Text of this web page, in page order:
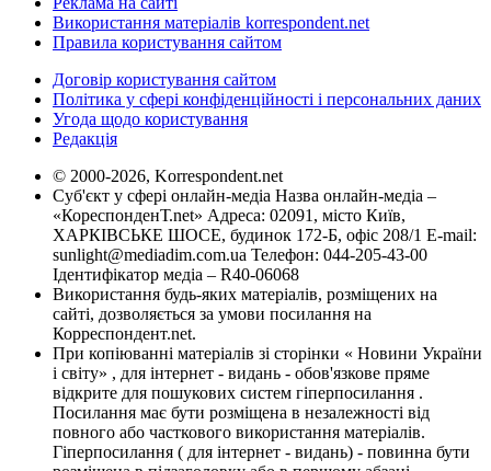
Використання матеріалів korrespondent.net
Правила користування сайтом
Договір користування сайтом
Політика у сфері конфіденційності і персональних даних
Угода щодо користування
Редакція
© 2000-2026, Korrespondent.net
Суб'єкт у сфері онлайн-медіа Назва онлайн-медіа –
«КореспонденТ.net» Адреса: 02091, місто Київ,
ХАРКІВСЬКЕ ШОСЕ, будинок 172-Б, офіс 208/1 E-mail:
sunlight@mediadim.com.ua Телефон: 044-205-43-00
Ідентифікатор медіа – R40-06068
Використання будь-яких матеріалів, розміщених на
сайті, дозволяється за умови посилання на
Корреспондент.net.
При копіюванні матеріалів зі сторінки « Новини України
і світу» , для інтернет - видань - обов'язкове пряме
відкрите для пошукових систем гіперпосилання .
Посилання має бути розміщена в незалежності від
повного або часткового використання матеріалів.
Гіперпосилання ( для інтернет - видань) - повинна бути